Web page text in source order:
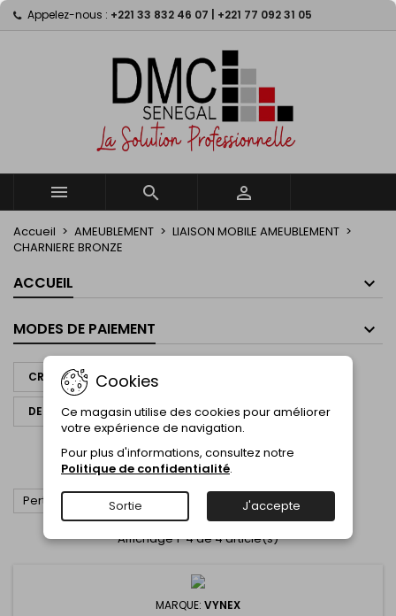
Appelez-nous : +221 33 832 46 07 | +221 77 092 31 05
  
Accueil AMEUBLEMENT
LIAISON MOBILE AMEUBLEMENT
CHARNIERE BRONZE
ACCUEIL
MODES DE PAIEMENT
CRÉER UN DEVIS À PARTIR DE CE PANIER
DEMANDER UN DEVIS
CHARNIERE BRONZE
CHARNIERE BRONZE
Pertinence
Affichage 1-4 de 4 article(s)
MARQUE: VYNEX
My wishlists ×
add_circle_outlineCreate new list
((modalTitle)) ×
((confirmMessage))
((cancelText)) ((modalDeleteText))
((title)) ×
((cancelText)) ((createText))
Connexion ×
Vous devez être connecté pour ajouter des produits
à votre liste d'envies.
((cancelText)) ((loginText))
Cookies
Ce magasin utilise des cookies pour améliorer
votre expérience de navigation.
Pour plus d'informations, consultez notre
Politique de confidentialité.
Sortie J'accepte